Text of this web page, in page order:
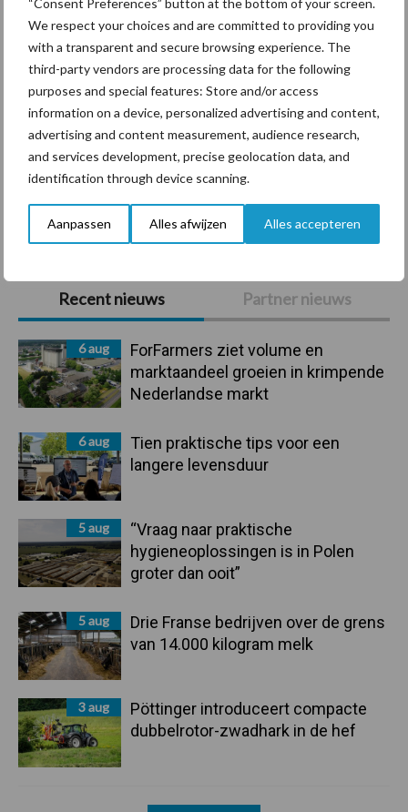
“Consent Preferences” button at the bottom of your screen.
We respect your choices and are committed to providing you
with a transparent and secure browsing experience. The
third-party vendors are processing data for the following
purposes and special features: Store and/or access
information on a device, personalized advertising and content,
advertising and content measurement, audience research,
and services development, precise geolocation data, and
identification through device scanning.
Aanpassen Alles afwijzen Alles accepteren
Primaire
Sidebar
Recent nieuws Partner nieuws
6 aug
ForFarmers ziet volume en
marktaandeel groeien in krimpende
Nederlandse markt
6 aug
Tien praktische tips voor een
langere levensduur
5 aug
“Vraag naar praktische
hygieneoplossingen is in Polen
groter dan ooit”
5 aug
Drie Franse bedrijven over de grens
van 14.000 kilogram melk
3 aug
Pöttinger introduceert compacte
dubbelrotor-zwadhark in de hef
Mastitis Hittestress
Toon meer